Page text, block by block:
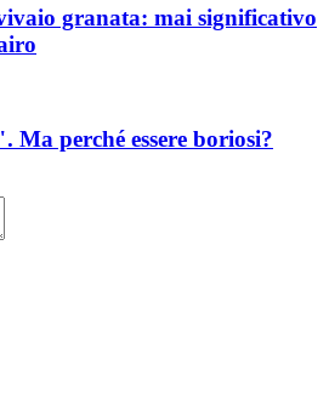
granata: mai significativo
perché essere boriosi?